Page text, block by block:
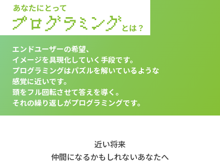
エンドユーザーの希望、
イメージを具現化していく手段です。
プログラミングはパズルを解いているような
感覚に近いです。
頭をフル回転させて答えを導く。
それの繰り返しがプログラミングです。
近い将来
仲間になるかもしれないあなたへ